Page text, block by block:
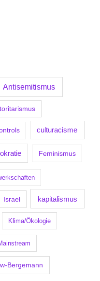
Antisemitismus
culturacisme
Feminismus
Israel kapitalismus
Klima/Ökologie
Bergemann